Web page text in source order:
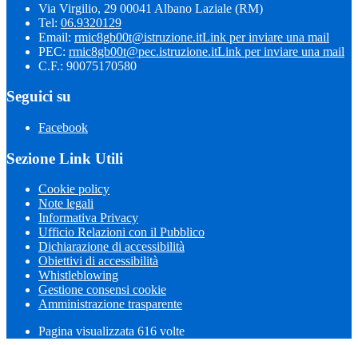
Via Virgilio, 29 00041 Albano Laziale (RM)
Tel: 06.9320129
Email: rmic8gb00t@istruzione.itLink per inviare una mail
PEC: rmic8gb00t@pec.istruzione.itLink per inviare una mail
C.F.: 90075170580
Seguici su
Facebook
Sezione Link Utili
Cookie policy
Note legali
Informativa Privacy
Ufficio Relazioni con il Pubblico
Dichiarazione di accessibilità
Obiettivi di accessibilità
Whistleblowing
Gestione consensi cookie
Amministrazione trasparente
Pagina visualizzata 616 volte